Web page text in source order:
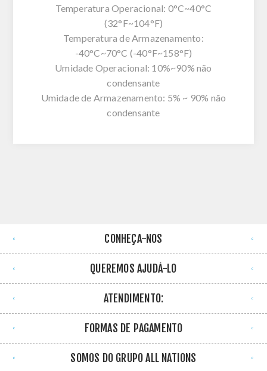
Temperatura Operacional: 0°C~40°C
(32°F~104°F)
Temperatura de Armazenamento:
-40°C~70°C (-40°F~158°F)
Umidade Operacional: 10%~90% não
condensante
Umidade de Armazenamento: 5% ~ 90% não
condensante
CONHEÇA-NOS
QUEREMOS AJUDÁ-LO
ATENDIMENTO:
FORMAS DE PAGAMENTO
SOMOS DO GRUPO ALL NATIONS